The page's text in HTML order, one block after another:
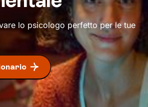
di riscoprire alcune tue
rimaste in secondo piano, e
interiori che ti
esprimerti con modalità
lo psicologo perfetto per le tue